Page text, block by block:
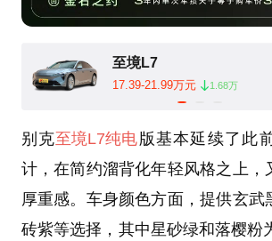
至境L7
17.39-21.99万元 1.68万
别克至境L7纯电版基本延续了此
计，在简约溜背化年轻风格之上，
厚重感。车身颜色方面，提供玄武
砖紫等选择，其中星砂绿和落樱粉